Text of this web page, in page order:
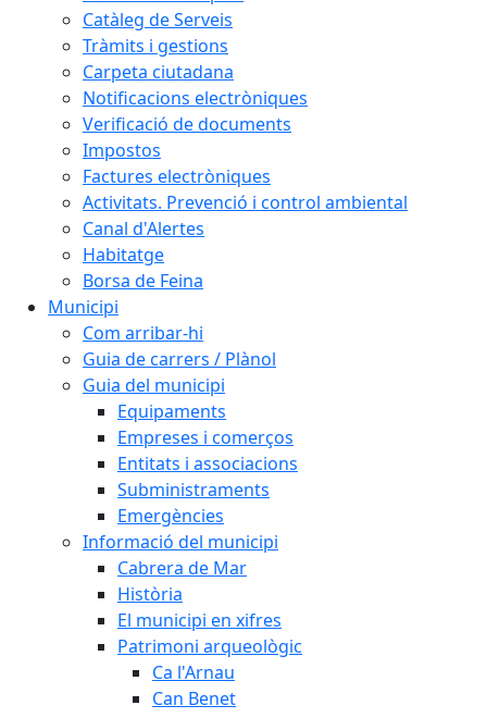
Catàleg de Serveis
Tràmits i gestions
Carpeta ciutadana
Notificacions electròniques
Verificació de documents
Impostos
Factures electròniques
Activitats. Prevenció i control ambiental
Canal d'Alertes
Habitatge
Borsa de Feina
Municipi
Com arribar-hi
Guia de carrers / Plànol
Guia del municipi
Equipaments
Empreses i comerços
Entitats i associacions
Subministraments
Emergències
Informació del municipi
Cabrera de Mar
Història
El municipi en xifres
Patrimoni arqueològic
Ca l'Arnau
Can Benet